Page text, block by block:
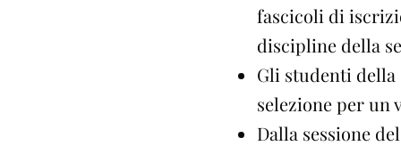
fascicoli di
discipline della
Gli studenti della
selezione per un
Dalla sessione